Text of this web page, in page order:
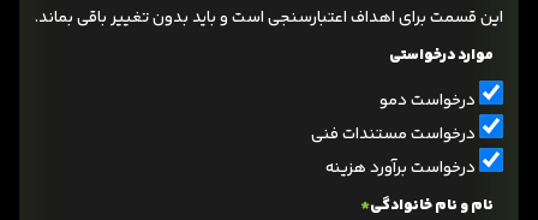
این قسمت برای اهداف اعتبارسنجی است و باید بدون تغییر باقی بماند.
موارد درخواستی
درخواست دمو
درخواست مستندات فنی
درخواست برآورد هزینه
نام و نام خانوادگی*